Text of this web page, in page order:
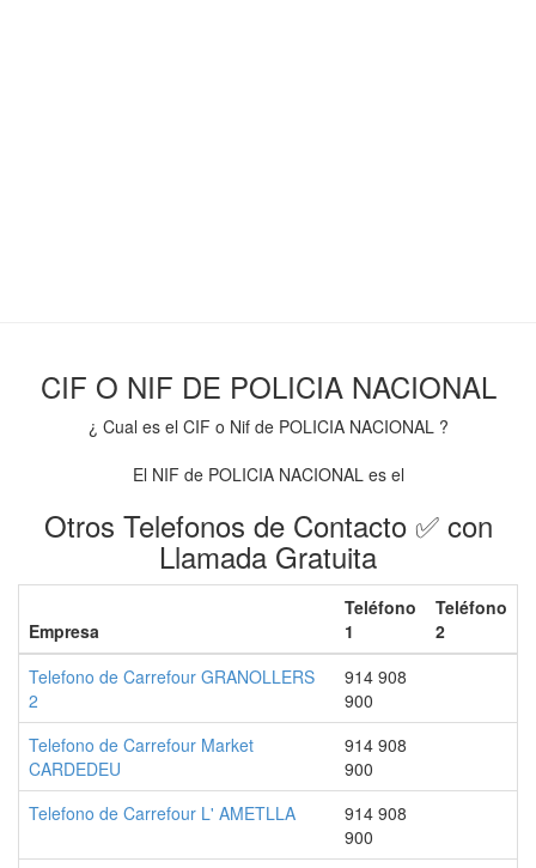
CIF O NIF DE POLICIA NACIONAL
¿ Cual es el CIF o Nif de POLICIA NACIONAL ?
El NIF de POLICIA NACIONAL es el
Otros Telefonos de Contacto ✅ con
Llamada Gratuita
Empresa
Teléfono
1
Teléfono
2
Telefono de Carrefour GRANOLLERS
2
914 908
900
Telefono de Carrefour Market
CARDEDEU
914 908
900
Telefono de Carrefour L' AMETLLA
914 908
900